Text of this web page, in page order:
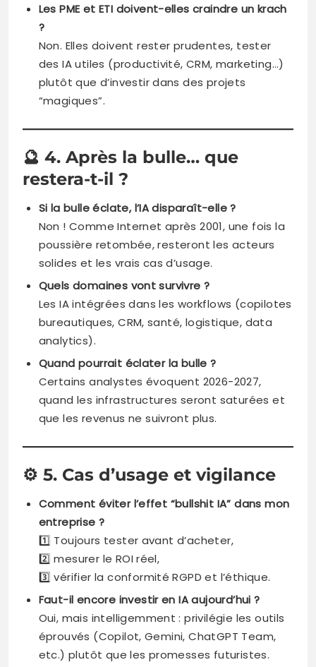
Les PME et ETI doivent-elles craindre un krach
?
Non. Elles doivent rester prudentes, tester
des IA utiles (productivité, CRM, marketing…)
plutôt que d’investir dans des projets
“magiques”.
🔮 4. Après la bulle… que
restera-t-il ?
Si la bulle éclate, l’IA disparaît-elle ?
Non ! Comme Internet après 2001, une fois la
poussière retombée, resteront les acteurs
solides et les vrais cas d’usage.
Quels domaines vont survivre ?
Les IA intégrées dans les workflows (copilotes
bureautiques, CRM, santé, logistique, data
analytics).
Quand pourrait éclater la bulle ?
Certains analystes évoquent 2026-2027,
quand les infrastructures seront saturées et
que les revenus ne suivront plus.
⚙️ 5. Cas d’usage et vigilance
Comment éviter l’effet “bullshit IA” dans mon
entreprise ?
1️⃣ Toujours tester avant d’acheter,
2️⃣ mesurer le ROI réel,
3️⃣ vérifier la conformité RGPD et l’éthique.
Faut-il encore investir en IA aujourd’hui ?
Oui, mais intelligemment : privilégie les outils
éprouvés (Copilot, Gemini, ChatGPT Team,
etc.) plutôt que les promesses futuristes.